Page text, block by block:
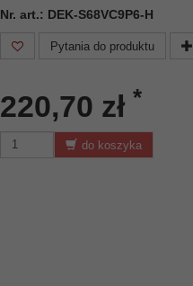
Nr. art.: DEK-S68VC9P6-H
Pytania do produktu
220,70 zł *
do koszyka